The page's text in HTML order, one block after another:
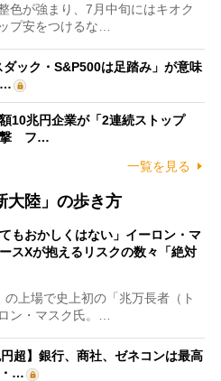
色が強まり、7月中旬にはキオク
プ安をつけるな…
ダック・S&P500は足踏み」が意味
…
10兆円企業が「2連続ストップ
撃 フ…
一覧を見る
大陸」の歩き方
てもおかしくはない」イーロン・マ
スXが抱えるリスクの数々「絶対
上場で史上初の「兆万長者（ト
ン・マスク氏。…
超】銀行、商社、ゼネコンは最高
・…